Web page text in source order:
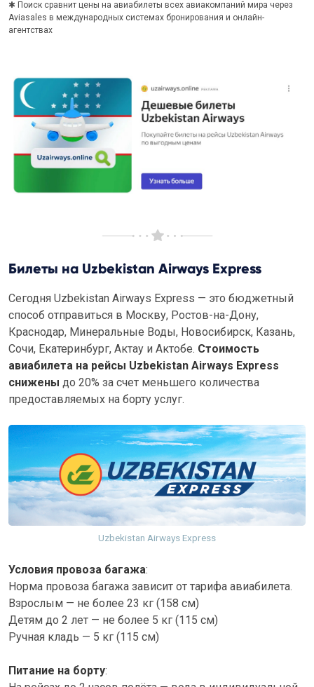
✱ Поиск сравнит цены на авиабилеты всех авиакомпаний мира через
Aviasales в международных системах бронирования и онлайн-
агентствах
Билеты на Uzbekistan Airways Express
Сегодня Uzbekistan Airways Express — это бюджетный
способ отправиться в Москву, Ростов-на-Дону,
Краснодар, Минеральные Воды, Новосибирск, Казань,
Сочи, Екатеринбург, Актау и Актобе. Стоимость
авиабилета на рейсы Uzbekistan Airways Express
снижены до 20% за счет меньшего количества
предоставляемых на борту услуг.
Uzbekistan Airways Express
Условия провоза багажа:
Норма провоза багажа зависит от тарифа авиабилета.
Взрослым — не более 23 кг (158 см)
Детям до 2 лет — не более 5 кг (115 см)
Ручная кладь — 5 кг (115 см)
Питание на борту: